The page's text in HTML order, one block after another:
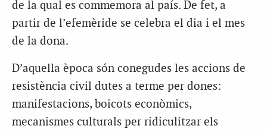
de la qual es commemora al país. De fet, a
partir de l’efemèride se celebra el dia i el mes
de la dona.
D’aquella època són conegudes les accions de
resistència civil dutes a terme per dones:
manifestacions, boicots econòmics,
mecanismes culturals per ridiculitzar els